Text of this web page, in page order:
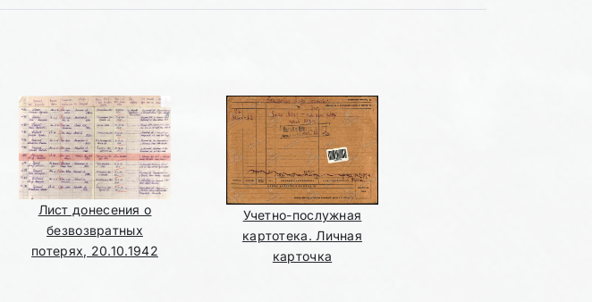
Лист донесения о
безвозвратных
потерях, 20.10.1942
Учетно-послужная
картотека. Личная
карточка